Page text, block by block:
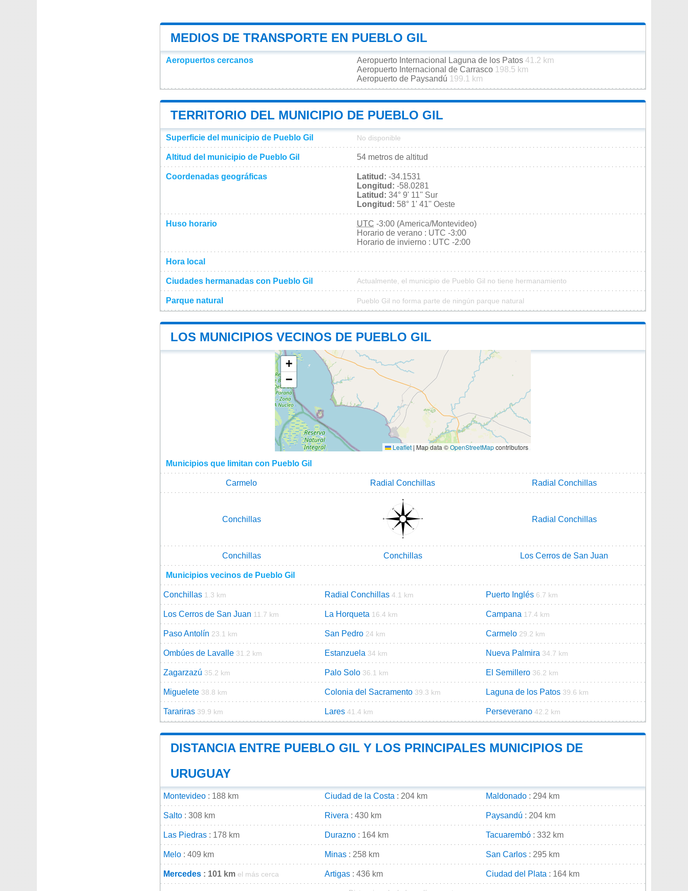
MEDIOS DE TRANSPORTE EN PUEBLO GIL
Aeropuertos cercanos Aeropuerto Internacional Laguna de los Patos 41.2 km
Aeropuerto Internacional de Carrasco 198.5 km
Aeropuerto de Paysandú 199.1 km
TERRITORIO DEL MUNICIPIO DE PUEBLO GIL
Superficie del municipio de Pueblo Gil No disponible
Altitud del municipio de Pueblo Gil 54 metros de altitud
Coordenadas geográficas Latitud: -34.1531
Longitud: -58.0281
Latitud: 34° 9' 11'' Sur
Longitud: 58° 1' 41'' Oeste
Huso horario UTC -3:00 (America/Montevideo)
Horario de verano : UTC -3:00
Horario de invierno : UTC -2:00
Hora local
Ciudades hermanadas con Pueblo Gil Actualmente, el municipio de Pueblo Gil no tiene hermanamiento
Parque natural Pueblo Gil no forma parte de ningún parque natural
LOS MUNICIPIOS VECINOS DE PUEBLO GIL
+
−
Leaflet | Map data ©OpenStreetMapcontributors
Municipios que limitan con Pueblo Gil
Carmelo Radial Conchillas Radial Conchillas
Conchillas Radial Conchillas
Conchillas Conchillas Los Cerros de San Juan
Municipios vecinos de Pueblo Gil
Conchillas 1.3 km Radial Conchillas 4.1 km Puerto Inglés 6.7 km
Los Cerros de San Juan 11.7 km La Horqueta 16.4 km Campana 17.4 km
Paso Antolín 23.1 km San Pedro 24 km Carmelo 29.2 km
Ombúes de Lavalle 31.2 km Estanzuela 34 km Nueva Palmira 34.7 km
Zagarzazú 35.2 km Palo Solo 36.1 km El Semillero 36.2 km
Miguelete 38.8 km Colonia del Sacramento 39.3 km Laguna de los Patos 39.6 km
Tarariras 39.9 km Lares 41.4 km Perseverano 42.2 km
DISTANCIA ENTRE PUEBLO GIL Y LOS PRINCIPALES MUNICIPIOS DE
URUGUAY
Montevideo : 188 km Ciudad de la Costa : 204 km Maldonado : 294 km
Salto : 308 km Rivera : 430 km Paysandú : 204 km
Las Piedras : 178 km Durazno : 164 km Tacuarembó : 332 km
Melo : 409 km Minas : 258 km San Carlos : 295 km
Mercedes : 101 km el más cerca Artigas : 436 km Ciudad del Plata : 164 km